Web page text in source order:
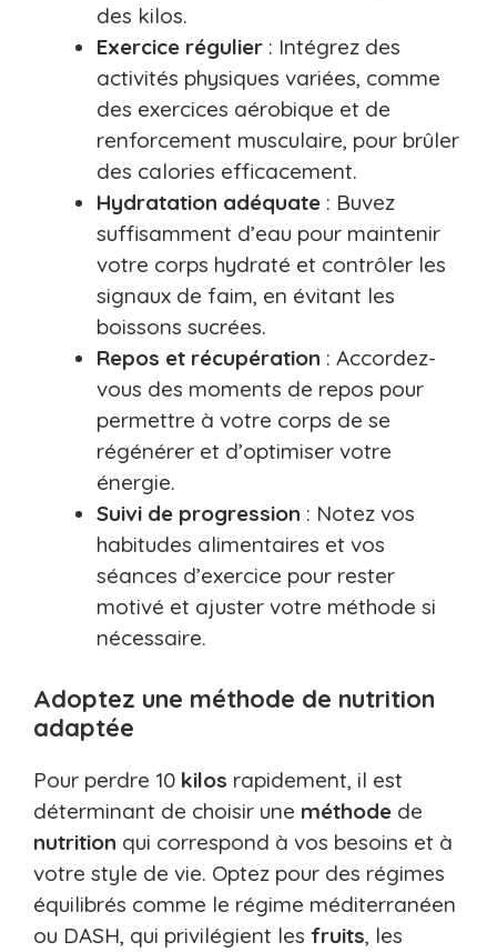
des kilos.
Exercice régulier : Intégrez des
activités physiques variées, comme
des exercices aérobique et de
renforcement musculaire, pour brûler
des calories efficacement.
Hydratation adéquate : Buvez
suffisamment d’eau pour maintenir
votre corps hydraté et contrôler les
signaux de faim, en évitant les
boissons sucrées.
Repos et récupération : Accordez-
vous des moments de repos pour
permettre à votre corps de se
régénérer et d’optimiser votre
énergie.
Suivi de progression : Notez vos
habitudes alimentaires et vos
séances d’exercice pour rester
motivé et ajuster votre méthode si
nécessaire.
Adoptez une méthode de nutrition
adaptée
Pour perdre 10 kilos rapidement, il est
déterminant de choisir une méthode de
nutrition qui correspond à vos besoins et à
votre style de vie. Optez pour des régimes
équilibrés comme le régime méditerranéen
ou DASH, qui privilégient les fruits, les